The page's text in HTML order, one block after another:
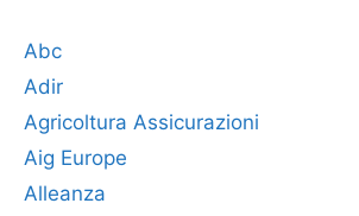
Abc
Adir
Agricoltura Assicurazioni
Aig Europe
Alleanza